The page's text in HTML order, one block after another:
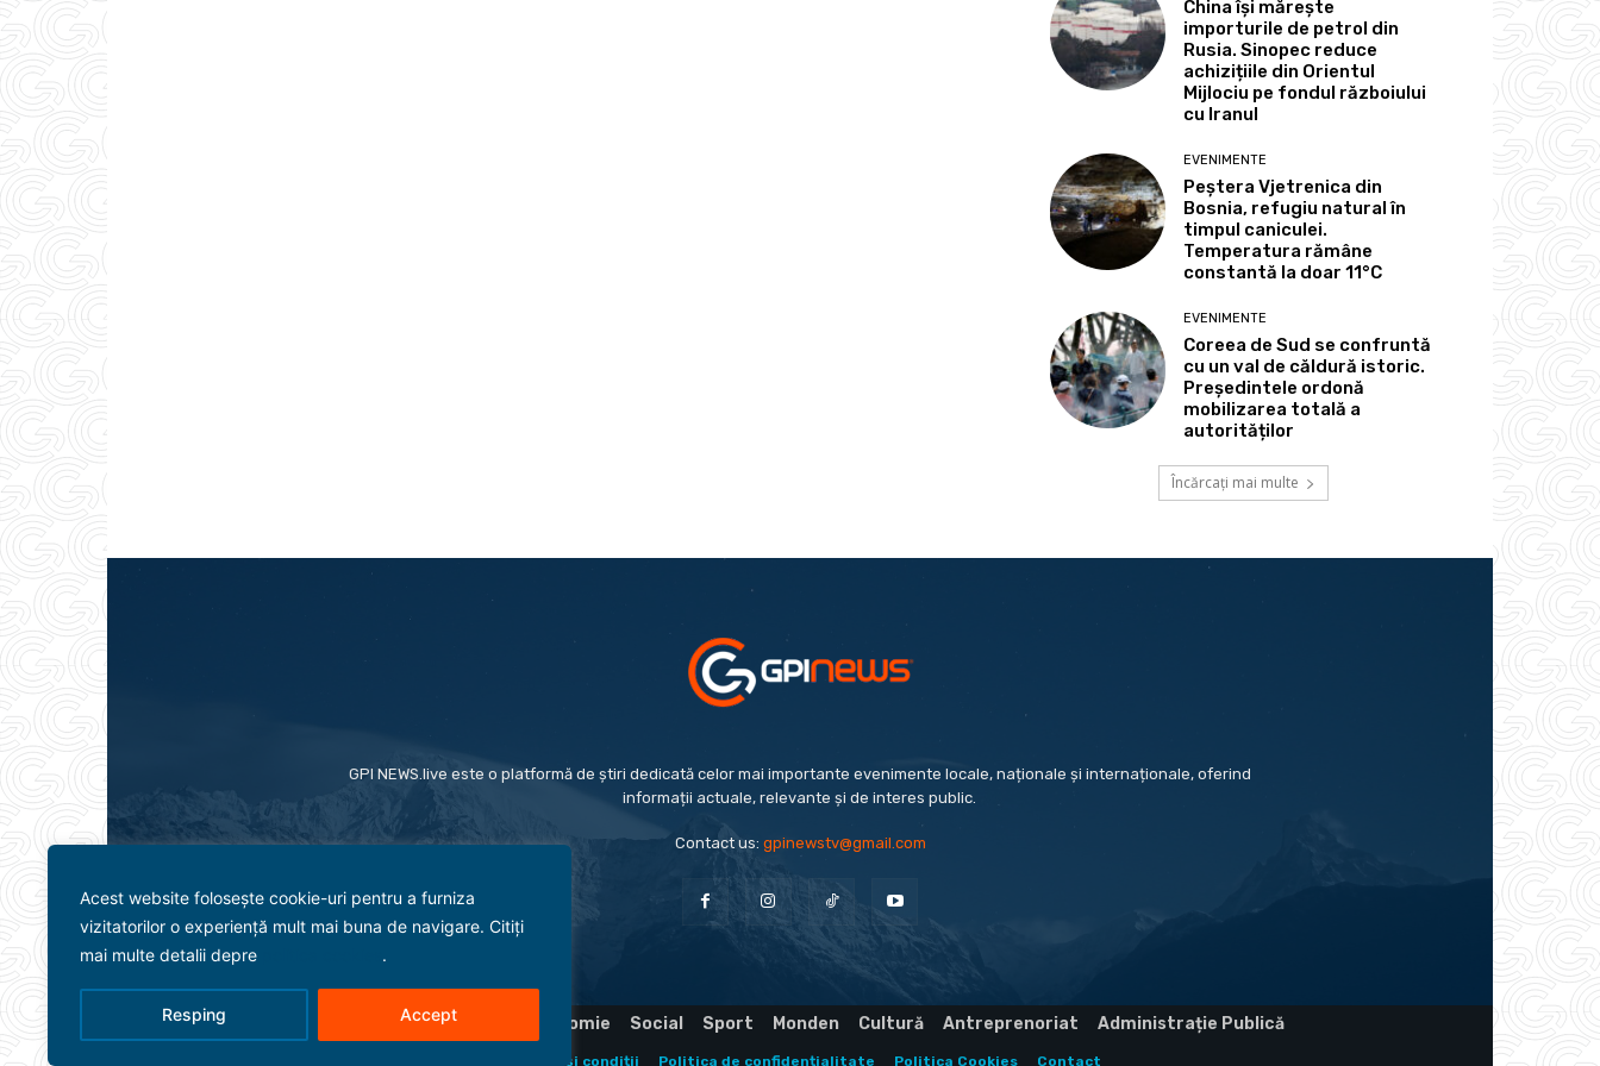
Acest website folosește cookie-uri pentru a furniza
vizitatorilor o experiență mult mai buna de navigare. Citiți
mai multe detalii depre
.
Resping Accept
China își mărește
importurile de petrol din
Rusia. Sinopec reduce
achizițiile din Orientul
Mijlociu pe fondul războiului
cu Iranul
EVENIMENTE
Peștera Vjetrenica din
Bosnia, refugiu natural în
timpul caniculei.
Temperatura rămâne
constantă la doar 11°C
EVENIMENTE
Coreea de Sud se confruntă
cu un val de căldură istoric.
Președintele ordonă
mobilizarea totală a
autorităților
Încărcați mai multe
GPI NEWS.live este o platformă de știri dedicată celor mai importante evenimente locale, naționale și internaționale, oferind
informații actuale, relevante și de interes public.
Contact us: gpinewstv@gmail.com
Evenimente Politică Economie Social Sport Monden Cultură Antreprenoriat Administrație Publică
Termeni și condiții Politica de confidențialitate Politica Cookies Contact